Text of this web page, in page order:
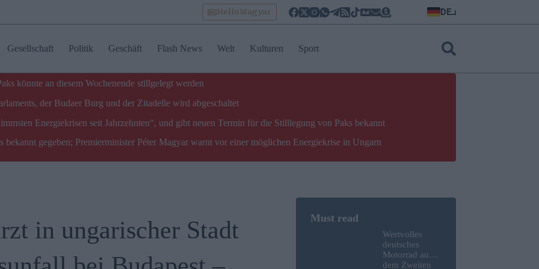
HelloMagyar DE
Gesellschaft Politik Geschäft Flash News Welt Kulturen Sport
könnte an diesem Wochenende stillgelegt werden
der Budaer Burg und der Zitadelle wird abgeschaltet
Energiekrisen seit Jahrzehnten“, und gibt neuen Termin für die Stilllegung von Paks bekannt
gegeben; Premierminister Péter Magyar warnt vor einer möglichen Energiekrise in Ungarn
in ungarischer Stadt
Wertvolles
deutsches
Motorrad aus
dem Zweiten